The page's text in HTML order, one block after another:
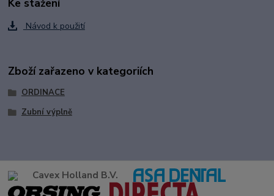
Návod k použití
Zboží zařazeno v kategoriích
ORDINACE
Zubní výplně
Cavex Holland B.V.